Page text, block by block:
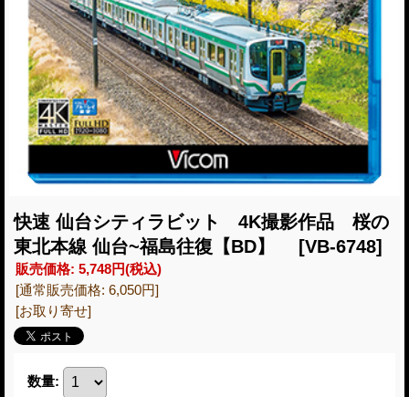
快速 仙台シティラビット 4K撮影作品 桜の
東北本線 仙台~福島往復【BD】
[VB-6748]
販売価格: 5,748円(税込)
[通常販売価格: 6,050円]
[お取り寄せ]
数量: